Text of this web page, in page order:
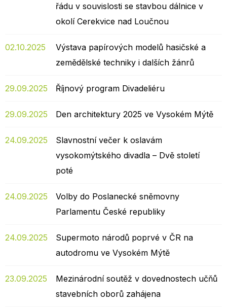
řádu v souvislosti se stavbou dálnice v
okolí Cerekvice nad Loučnou
02.10.2025
Výstava papírových modelů hasičské a
zemědělské techniky i dalších žánrů
29.09.2025 Říjnový program Divadeliéru
29.09.2025 Den architektury 2025 ve Vysokém Mýtě
24.09.2025
Slavnostní večer k oslavám
vysokomýtského divadla – Dvě století
poté
24.09.2025
Volby do Poslanecké sněmovny
Parlamentu České republiky
24.09.2025
Supermoto národů poprvé v ČR na
autodromu ve Vysokém Mýtě
23.09.2025
Mezinárodní soutěž v dovednostech učňů
stavebních oborů zahájena